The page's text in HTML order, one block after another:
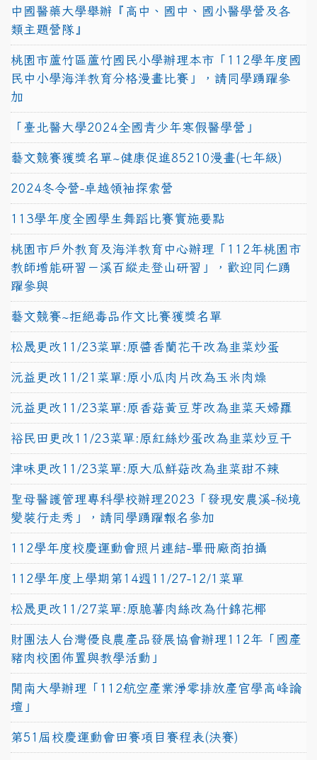
中國醫藥大學舉辦『高中、國中、國小醫學營及各
類主題營隊』
桃園市蘆竹區蘆竹國民小學辦理本市「112學年度國
民中小學海洋教育分格漫畫比賽」，請同學踴躍參
加
「臺北醫大學2024全國青少年寒假醫學營」
藝文競賽獲獎名單~健康促進85210漫畫(七年級)
2024冬令營-卓越領袖探索營
113學年度全國學生舞蹈比賽實施要點
桃園市戶外教育及海洋教育中心辦理「112年桃園市
教師增能研習－溪百縱走登山研習」，歡迎同仁踴
躍參與
藝文競賽~拒絕毒品作文比賽獲獎名單
松晟更改11/23菜單:原醬香蘭花干改為韭菜炒蛋
沅益更改11/21菜單:原小瓜肉片改為玉米肉燥
沅益更改11/23菜單:原香菇黃豆芽改為韭菜天婦羅
裕民田更改11/23菜單:原紅絲炒蛋改為韭菜炒豆干
津味更改11/23菜單:原大瓜鮮菇改為韭菜甜不辣
聖母醫護管理專科學校辦理2023「發現安農溪-秘境
變裝行走秀」，請同學踴躍報名參加
112學年度校慶運動會照片連結-畢冊廠商拍攝
112學年度上學期第14週11/27-12/1菜單
松晟更改11/27菜單:原脆薯肉絲改為什錦花椰
財團法人台灣優良農產品發展協會辦理112年「國產
豬肉校園佈置與教學活動」
開南大學辦理「112航空產業淨零排放產官學高峰論
壇」
第51屆校慶運動會田賽項目賽程表(決賽)